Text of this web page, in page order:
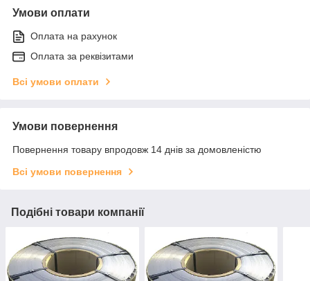
Умови оплати
Оплата на рахунок
Оплата за реквізитами
Всі умови оплати
Умови повернення
Повернення товару впродовж 14 днів за домовленістю
Всі умови повернення
Подібні товари компанії